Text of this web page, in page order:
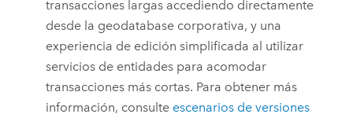
transacciones largas accediendo directamente
desde la geodatabase corporativa, y una
experiencia de edición simplificada al utilizar
servicios de entidades para acomodar
transacciones más cortas. Para obtener más
información, consulte escenarios de versiones